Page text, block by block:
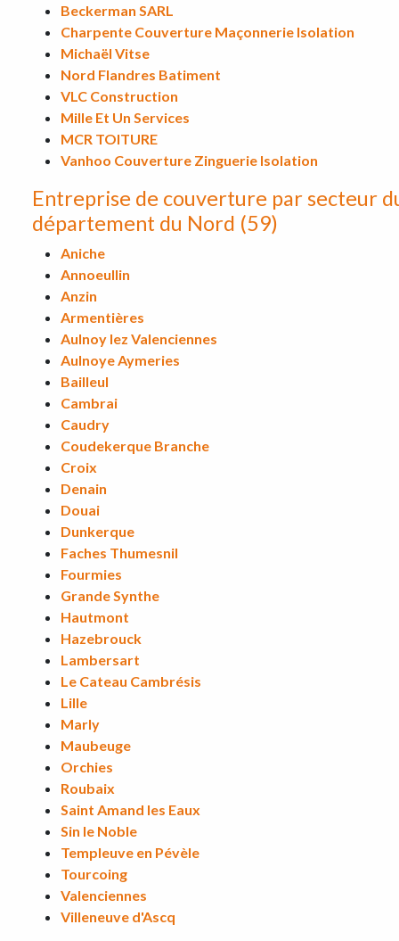
Beckerman SARL
Charpente Couverture Maçonnerie Isolation
Michaël Vitse
Nord Flandres Batiment
VLC Construction
Mille Et Un Services
MCR TOITURE
Vanhoo Couverture Zinguerie Isolation
Entreprise de couverture par secteur
département du Nord (59)
Aniche
Annoeullin
Anzin
Armentières
Aulnoy lez Valenciennes
Aulnoye Aymeries
Bailleul
Cambrai
Caudry
Coudekerque Branche
Croix
Denain
Douai
Dunkerque
Faches Thumesnil
Fourmies
Grande Synthe
Hautmont
Hazebrouck
Lambersart
Le Cateau Cambrésis
Lille
Marly
Maubeuge
Orchies
Roubaix
Saint Amand les Eaux
Sin le Noble
Templeuve en Pévèle
Tourcoing
Valenciennes
Villeneuve d'Ascq